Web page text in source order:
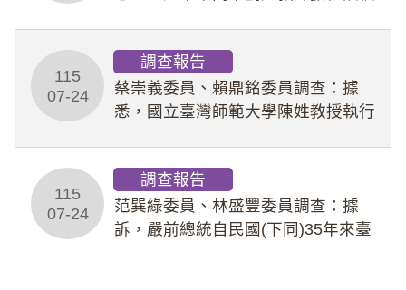
行拍攝特定樣態性影像並以手機傳送
劉師。該生因畏懼成
115
07-24
調查報告
蔡崇義委員、賴鼎銘委員調查：據
悉，國立臺灣師範大學陳姓教授執行
術倫理等情案調查報告。(115教調
31)
115
07-24
調查報告
范巽綠委員、林盛豐委員調查：據
訴，嚴前總統自民國(下同)35年來臺